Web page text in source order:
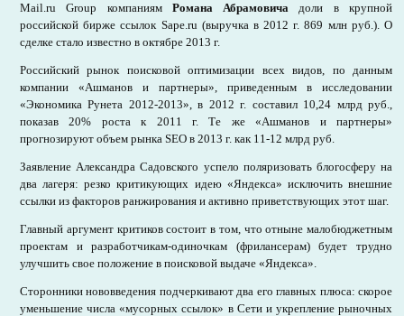
Mail.ru Group компаниям Романа Абрамовича доли в крупной
российской бирже ссылок Sape.ru (выручка в 2012 г. 869 млн руб.). О
сделке стало известно в октябре 2013 г.
Российский рынок поисковой оптимизации всех видов, по данным
компании «Ашманов и партнеры», приведенным в исследовании
«Экономика Рунета 2012-2013», в 2012 г. составил 10,24 млрд руб.,
показав 20% роста к 2011 г. Те же «Ашманов и партнеры»
прогнозируют объем рынка SEO в 2013 г. как 11-12 млрд руб.
Заявление Александра Садовского успело поляризовать блогосферу на
два лагеря: резко критикующих идею «Яндекса» исключить внешние
ссылки из факторов ранжирования и активно приветствующих этот шаг.
Главный аргумент критиков состоит в том, что отныне малобюджетным
проектам и разработчикам-одиночкам (фрилансерам) будет трудно
улучшить свое положение в поисковой выдаче «Яндекса».
Сторонники нововведения подчеркивают два его главных плюса: скорое
уменьшение числа «мусорных ссылок» в Сети и укрепление рыночных